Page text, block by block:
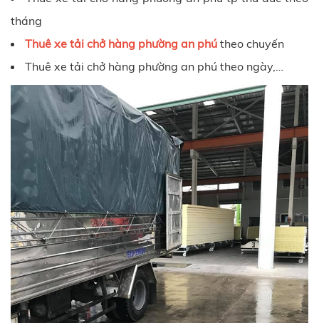
tháng
Thuê xe tải chở hàng phường an phú theo chuyến
Thuê xe tải chở hàng phường an phú theo ngày,…